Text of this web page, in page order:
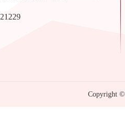
Copyright